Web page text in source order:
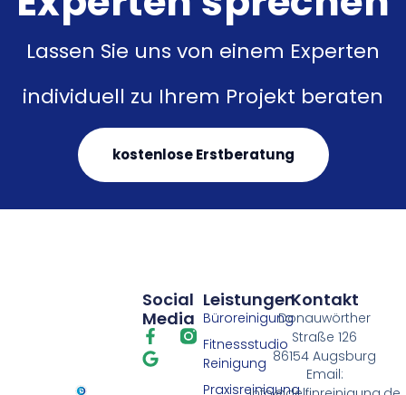
Lassen Sie uns von einem Experten
individuell zu Ihrem Projekt beraten
kostenlose Erstberatung
Leistungen
Büroreinigung
Fitnessstudio
Reinigung
Praxisreinigung
Social
Media
Kontakt
Donauwörther
Straße 126
86154 Augsburg
Email: